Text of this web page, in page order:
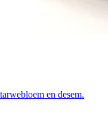
en desem.